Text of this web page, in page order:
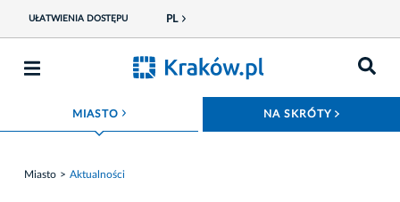
UŁATWIENIA DOSTĘPU PL
MIASTO ROZWIŃ MENU NA SKRÓTY
Miasto Aktualności